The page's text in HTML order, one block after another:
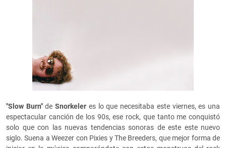
"Slow Burn"deSnorkeler es lo que necesitaba este viernes, es una
espectacular canción de los 90s, ese rock, que tanto me conquistó
solo que con las nuevas tendencias sonoras de este este nuevo
siglo. Suena a Weezer con Pixies y The Breeders, que mejor forma de